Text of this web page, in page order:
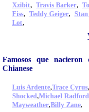
Xzibit, Travis Barker,
Fiss, Teddy Geiger, Stan
Lot,
Famosos que
Chianese
Luis Ardente,Trace Cyrus,
Shocked,Michael Radford
Mayweather,Billy Zane,